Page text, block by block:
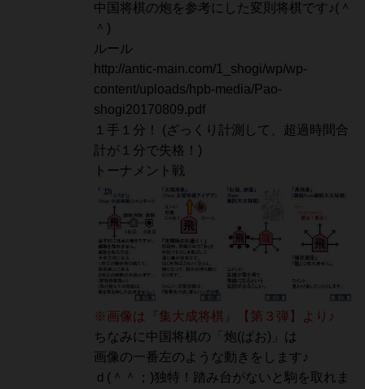
中国将棋の炮を参考にした変則将棋です♪(＾
＾)
ルール
http://antic-main.com/1_shogi/wp/wp-
content/uploads/hpb-media/Pao-
shogi20170809.pdf
１手１分！ (ざっくり計測して、超過時間合
計が１分で失格！)
トーナメント戦
※画像は『集大成将棋』【第３弾】より♪
ちなみに中国将棋の「炮(ぱお)」は
画像の一番左のような動きをします♪
ｄ(＾＾；)独特！踏み台がないと駒を取れま